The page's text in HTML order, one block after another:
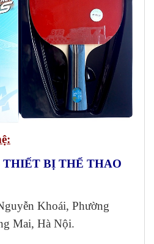
BỊ THỂ THAO
Khoái, Phường
Mai, Hà Nội.